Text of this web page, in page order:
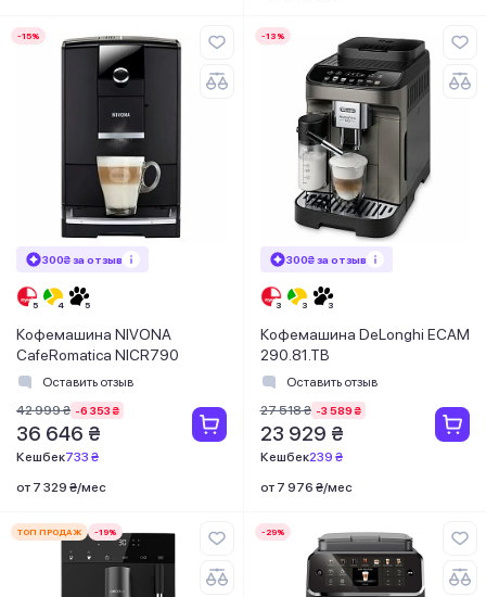
-15%
300₴ за отзыв
Кофемашина NIVONA
CafeRomatica NICR790
Оставить отзыв
42 999 ₴ -6 353 ₴
36 646 ₴
Кешбек733 ₴
от 7 329 ₴/мес
-13%
300₴ за отзыв
Кофемашина DeLonghi ECAM
290.81.TB
Оставить отзыв
27 518 ₴ -3 589 ₴
23 929 ₴
Кешбек239 ₴
от 7 976 ₴/мес
ТОП ПРОДАЖ -19% -29%